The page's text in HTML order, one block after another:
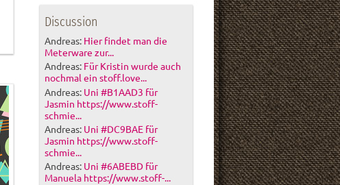
Discussion
Andreas: Hier findet man die
Meterware zur...
Andreas: Für Kristin wurde auch
nochmal ein stoff.love...
Andreas: Uni #B1AAD3 für
Jasmin https://www.stoff-
schmie...
Andreas: Uni #DC9BAE für
Jasmin https://www.stoff-
schmie...
Andreas: Uni #6ABEBD für
Manuela https://www.stoff-...